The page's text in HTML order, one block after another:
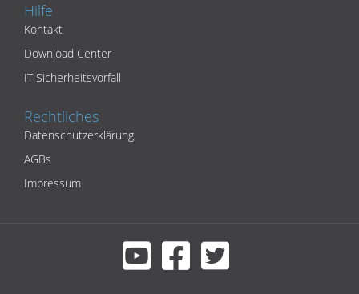
Hilfe
Kontakt
Download Center
IT Sicherheitsvorfall
Rechtliches
Datenschutzerklärung
AGBs
Impressum